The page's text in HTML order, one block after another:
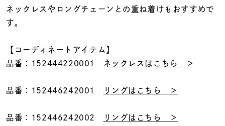
メンズ
価格 ¥0
ネックレスやロングチェーンとの重ね着けもおすすめで
す。
【コーディネートアイテム】
品番：152444220001 ネックレスはこちら ＞
品番：152446242001 リングはこちら ＞
品番：152446242002 リングはこちら ＞